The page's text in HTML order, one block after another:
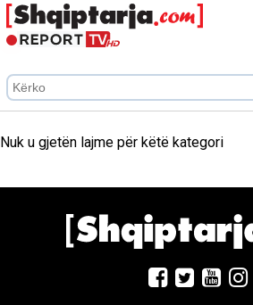
Nuk u gjetën lajme për këtë kategori